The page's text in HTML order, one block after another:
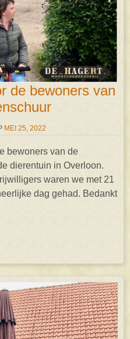
de bewoners van
MEI 25, 2022
bewoners van de
dierentuin in Overloon.
waren we met 21
dag gehad. Bedankt